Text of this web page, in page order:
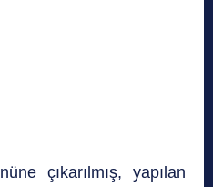
çıkarılmış, yapılan